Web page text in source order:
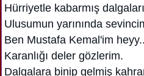
Hürriyetle kabarmış
Ulusumun yarınında
Ben Mustafa Kemal'im
Karanlığı deler gözlerim.
Dalgalara binip gelmiş